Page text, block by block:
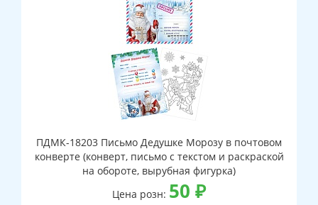
ПДМК-18203 Письмо Дедушке Морозу в почтовом
конверте (конверт, письмо с текстом и раскраской
на обороте, вырубная фигурка)
Цена розн: 50 ₽